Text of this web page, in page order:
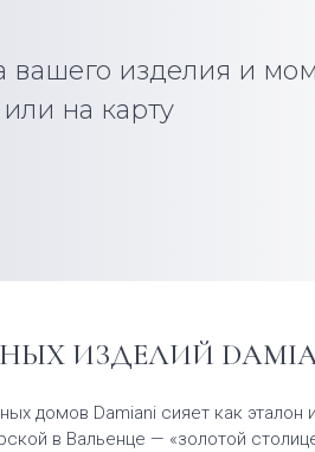
вашего изделия и
на карту
ИЗДЕЛИЙ
домов Damiani сияет как эталон
в Вальенце — «золотой